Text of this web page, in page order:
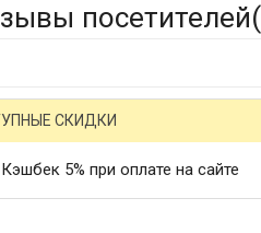
посетителей(
СКИДКИ
Кэшбек 5% при оплате на сайте